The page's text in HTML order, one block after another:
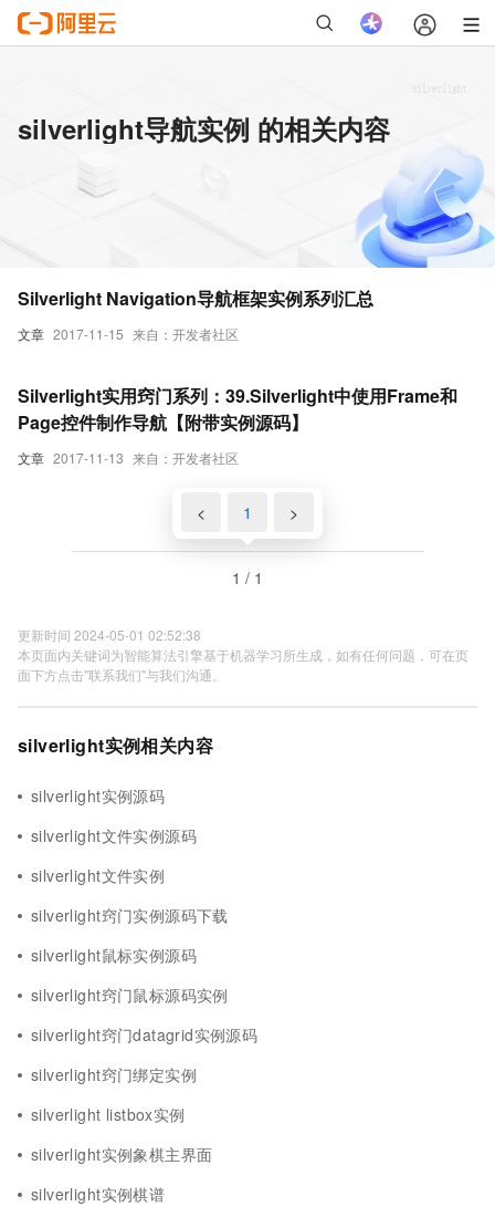
silverlight导航实例 的相关内容
文章 2017-11-15 来自：开发者社区
Silverlight Navigation导航框架实例系列汇总
文章 2017-11-13 来自：开发者社区
Silverlight实用窍门系列：39.Silverlight中使用Frame和
Page控件制作导航【附带实例源码】
< 1 >
1 / 1
更新时间 2024-05-01 02:52:38
本页面内关键词为智能算法引擎基于机器学习所生成，如有任何问题，可在页
面下方点击"联系我们"与我们沟通。
silverlight实例相关内容
silverlight实例源码
silverlight文件实例源码
silverlight文件实例
silverlight窍门实例源码下载
silverlight鼠标实例源码
silverlight窍门鼠标源码实例
silverlight窍门datagrid实例源码
silverlight窍门绑定实例
silverlight listbox实例
silverlight实例象棋主界面
silverlight实例棋谱